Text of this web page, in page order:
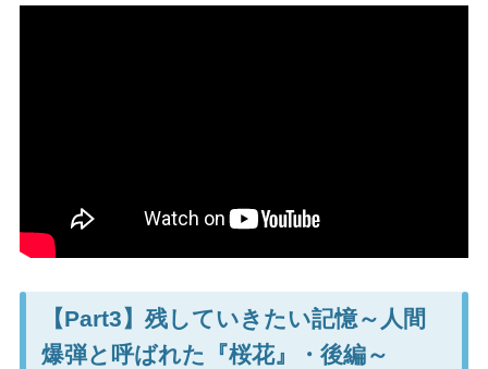
【Part3】残していきたい記憶～人間
爆弾と呼ばれた『桜花』・後編～